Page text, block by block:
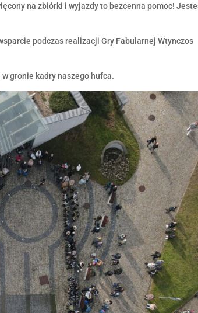
na zbiórki i wyjazdy to bezcenna pomoc!
podczas realizacji Gry Fabularnej Wtynczos
gronie kadry naszego hufca.